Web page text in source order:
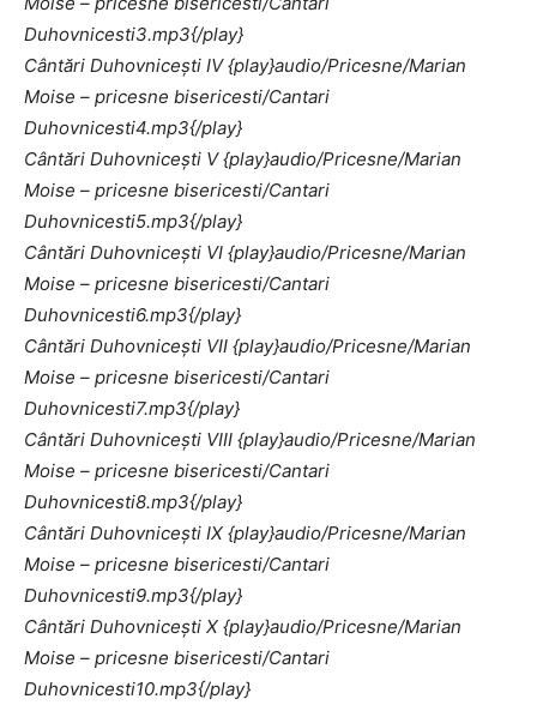
Duhovnicesti3.mp3{/play}
Cântări Duhovniceşti IV{play}audio/Pricesne/Marian
Moise – pricesne bisericesti/Cantari
Duhovnicesti4.mp3{/play}
Cântări Duhovniceşti V{play}audio/Pricesne/Marian
Moise – pricesne bisericesti/Cantari
Duhovnicesti5.mp3{/play}
Cântări Duhovniceşti VI {play}audio/Pricesne/Marian
Moise – pricesne bisericesti/Cantari
Duhovnicesti6.mp3{/play}
Cântări Duhovniceşti VII {play}audio/Pricesne/Marian
Moise – pricesne bisericesti/Cantari
Duhovnicesti7.mp3{/play}
Cântări Duhovniceşti VIII {play}audio/Pricesne/Marian
Moise – pricesne bisericesti/Cantari
Duhovnicesti8.mp3{/play}
Cântări Duhovniceşti IX {play}audio/Pricesne/Marian
Moise – pricesne bisericesti/Cantari
Duhovnicesti9.mp3{/play}
Cântări Duhovniceşti X {play}audio/Pricesne/Marian
Moise – pricesne bisericesti/Cantari
Duhovnicesti10.mp3{/play}